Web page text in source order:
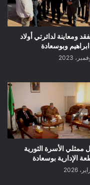
ومعاينة لدائرتي أولاد
وبوسعادة
ممثلي الأسرة الثورية
الإدارية بوسعادة